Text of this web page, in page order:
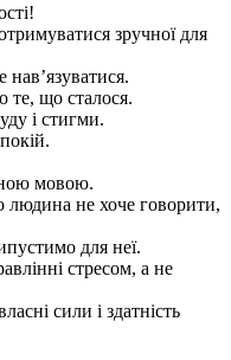
зручної для
те, що сталося.
і стигми.
мовою.
не хоче говорити,
для неї.
стресом, а не
сили і здатність